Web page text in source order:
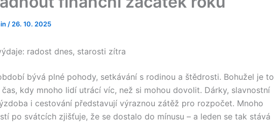
/ 26. 10. 2025
radost dnes, starosti zítra
bývá plné pohody, setkávání s rodinou a štědrosti. Bohužel je to
kdy mnoho lidí utrácí víc, než si mohou dovolit. Dárky, slavnostní
i cestování představují výraznou zátěž pro rozpočet. Mnoho
po svátcích zjišťuje, že se dostalo do mínusu – a leden se tak stává